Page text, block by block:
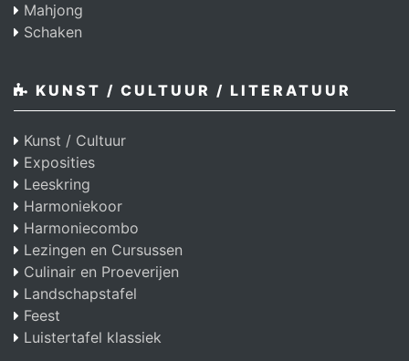
Mahjong
Schaken
KUNST / CULTUUR / LITERATUUR
Kunst / Cultuur
Exposities
Leeskring
Harmoniekoor
Harmoniecombo
Lezingen en Cursussen
Culinair en Proeverijen
Landschapstafel
Feest
Luistertafel klassiek